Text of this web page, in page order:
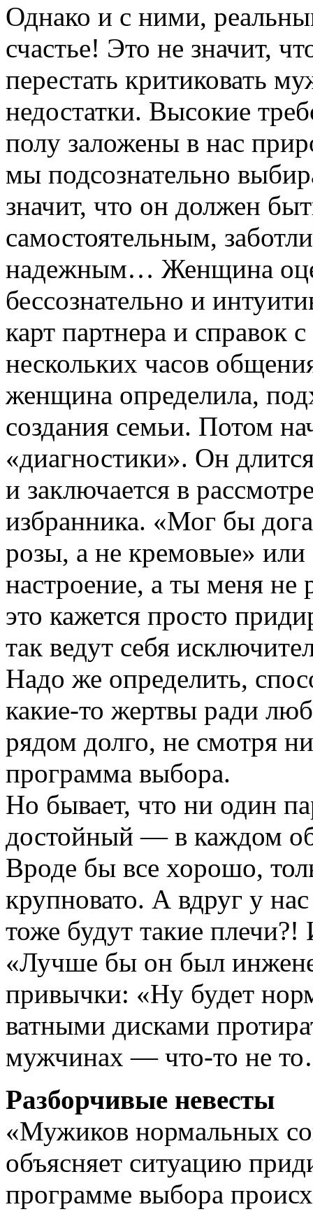
Однако и с ними,
счастье! Это не значит,
перестать критиковать
недостатки. Высокие
полу заложены в нас
мы подсознательно
значит, что он должен
самостоятельным,
надежным… Женщина
бессознательно и
карт партнера и справок
нескольких часов
женщина определила,
создания семьи. Потом
«диагностики». Он
и заключается в
избранника. «Мог бы
розы, а не кремовые»
настроение, а ты меня
это кажется просто
так ведут себя
Надо же определить,
какие-то жертвы ради
рядом долго, не смотря
программа выбора.
Но бывает, что ни один
достойный — в каждом
Вроде бы все хорошо,
крупновато. А вдруг у
тоже будут такие
«Лучше бы он был
привычки: «Ну будет
ватными дисками
мужчинах — что-то не
Разборчивые невесты
«Мужиков нормальных
объясняет ситуацию
программе выбора